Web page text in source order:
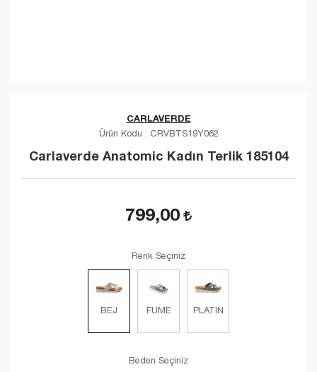
CARLAVERDE
Ürün Kodu : CRVBTS19Y062
Carlaverde Anatomic Kadın Terlik 185104
799,00
Renk Seçiniz
BEJ FUME PLATIN
Beden Seçiniz